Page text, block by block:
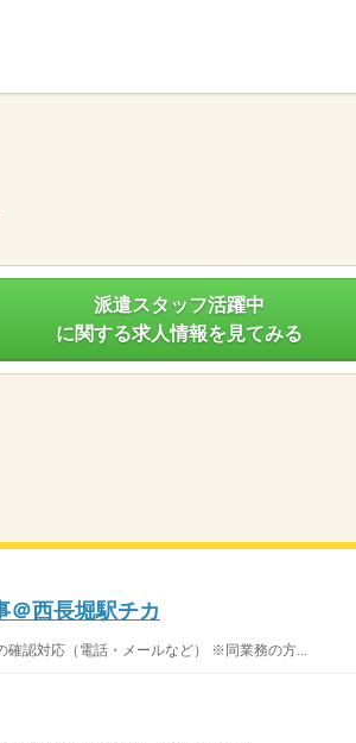
派遣スタッフ活躍中
に関する求人情報を見てみる
＠西長堀駅チカ
認対応（電話・メールなど） ※同業務の方...